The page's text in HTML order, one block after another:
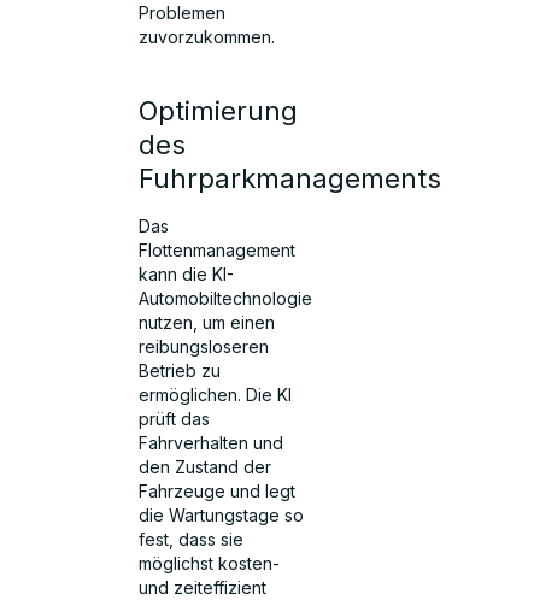
Problemen
zuvorzukommen.
Optimierung
des
Fuhrparkmanagements
Das
Flottenmanagement
kann die KI-
Automobiltechnologie
nutzen, um einen
reibungsloseren
Betrieb zu
ermöglichen. Die KI
prüft das
Fahrverhalten und
den Zustand der
Fahrzeuge und legt
die Wartungstage so
fest, dass sie
möglichst kosten-
und zeiteffizient